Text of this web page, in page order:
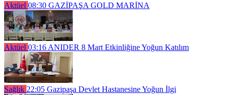
Aktüel 08:30 GAZİPAŞA GOLD MARİNA
Aktüel 03:16 ANIDER 8 Mart Etkinliğine Yoğun Katılım
Sağlık 22:05 Gazipaşa Devlet Hastanesine Yoğun İlgi